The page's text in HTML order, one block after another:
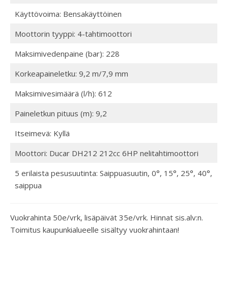
Käyttövoima: Bensakäyttöinen
Moottorin tyyppi: 4-tahtimoottori
Maksimivedenpaine (bar): 228
Korkeapaineletku: 9,2 m/7,9 mm
Maksimivesimäärä (l/h): 612
Paineletkun pituus (m): 9,2
Itseimevä: Kyllä
Moottori: Ducar DH212 212cc 6HP nelitahtimoottori
5 erilaista pesusuutinta: Saippuasuutin, 0°, 15°, 25°, 40°,
saippua
Vuokrahinta 50e/vrk, lisäpäivät 35e/vrk. Hinnat sis.alv:n.
Toimitus kaupunkialueelle sisältyy vuokrahintaan!